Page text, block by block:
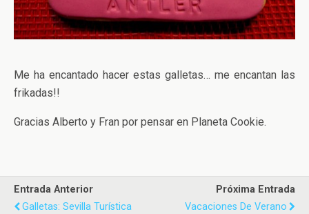
Me ha encantado hacer estas galletas… me encantan las
frikadas!!
Gracias Alberto y Fran por pensar en Planeta Cookie.
Entrada Anterior
Galletas: Sevilla Turística
Próxima Entrada
Vacaciones De Verano